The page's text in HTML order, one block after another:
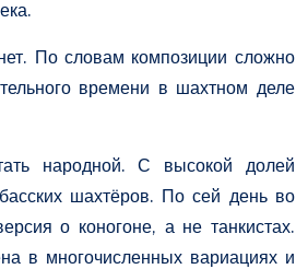
По словам композиции сложно
времени в шахтном деле
народной. С высокой долей
шахтёров. По сей день во
о коногоне, а не танкистах.
в многочисленных вариациях и